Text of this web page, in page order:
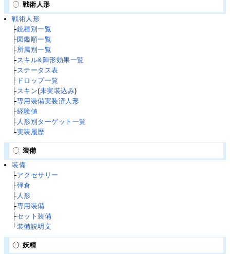
戦術人形
戦術人形
├銃種別一覧
├図鑑順一覧
├所属別一覧
├スキル&陣形効果一覧
├ステータス表
├ドロップ一覧
├スキン(未実装込み)
├専用装備実装済人形
├経験値
├人形別ターゲット一覧
└実装履歴
装備
装備
├アクセサリー
├弾倉
├人形
├専用装備
├セット装備
└装備説明文
妖精